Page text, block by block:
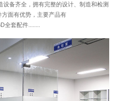
设备齐全，拥有完整的设计、制造和检测
面有优势，主要产品有
全套配件........